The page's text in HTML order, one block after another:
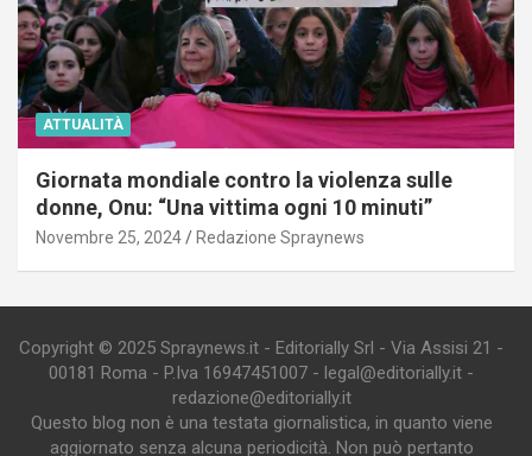
ATTUALITÀ
Giornata mondiale contro la violenza sulle
donne, Onu: “Una vittima ogni 10 minuti”
Novembre 25, 2024 Redazione Spraynews
Copyright © 2025 Spraynews.it - Editorially Srl - Via Assisi 21 -
00181 Roma - P.Iva 16947451007 - legal@editorially.it -
redazione@editorially.it
Questo blog non è una testata giornalistica, in quanto viene
aggiornato senza alcuna periodicità. Non può pertanto